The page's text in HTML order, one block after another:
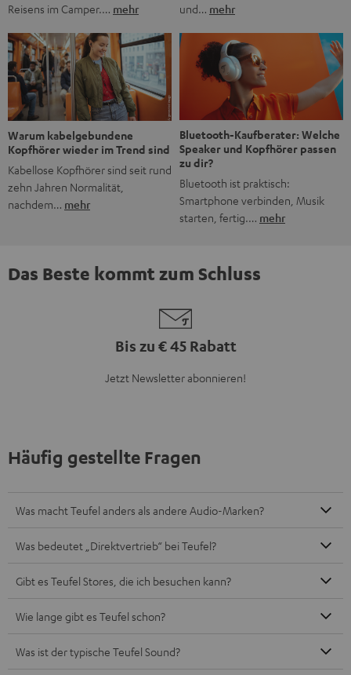
Reisens im Camper.… mehr
und… mehr
Warum kabelgebundene
Kopfhörer wieder im Trend sind
Kabellose Kopfhörer sind seit rund
zehn Jahren Normalität,
nachdem… mehr
Bluetooth-Kaufberater: Welche
Speaker und Kopfhörer passen
zu dir?
Bluetooth ist praktisch:
Smartphone verbinden, Musik
starten, fertig.… mehr
Das Beste kommt zum Schluss
Bis zu € 45 Rabatt
Jetzt Newsletter abonnieren!
Häufig gestellte Fragen
Was macht Teufel anders als andere Audio-Marken?
Was bedeutet „Direktvertrieb“ bei Teufel?
Gibt es Teufel Stores, die ich besuchen kann?
Wie lange gibt es Teufel schon?
Was ist der typische Teufel Sound?